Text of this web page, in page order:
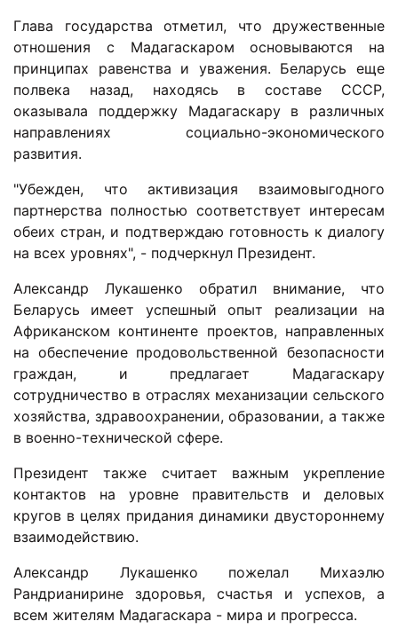
Глава государства отметил, что дружественные
отношения с Мадагаскаром основываются на
принципах равенства и уважения. Беларусь еще
полвека назад, находясь в составе СССР,
оказывала поддержку Мадагаскару в различных
направлениях социально-экономического
развития.
"Убежден, что активизация взаимовыгодного
партнерства полностью соответствует интересам
обеих стран, и подтверждаю готовность к диалогу
на всех уровнях", - подчеркнул Президент.
Александр Лукашенко обратил внимание, что
Беларусь имеет успешный опыт реализации на
Африканском континенте проектов, направленных
на обеспечение продовольственной безопасности
граждан, и предлагает Мадагаскару
сотрудничество в отраслях механизации сельского
хозяйства, здравоохранении, образовании, а также
в военно-технической сфере.
Президент также считает важным укрепление
контактов на уровне правительств и деловых
кругов в целях придания динамики двустороннему
взаимодействию.
Александр Лукашенко пожелал Михаэлю
Рандрианирине здоровья, счастья и успехов, а
всем жителям Мадагаскара - мира и прогресса.